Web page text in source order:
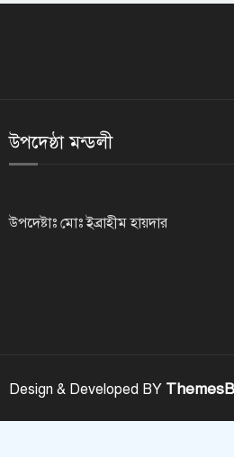
অভিযানে গ্রেপ্তার-২২
উপদেষ্ঠা মন্ডলী
উপদেষ্টাঃ মোঃ ইব্রাহীম হায়দার
Design & Developed BY